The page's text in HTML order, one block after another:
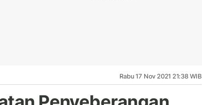
Rabu 17 Nov 2021 21:38 WIB